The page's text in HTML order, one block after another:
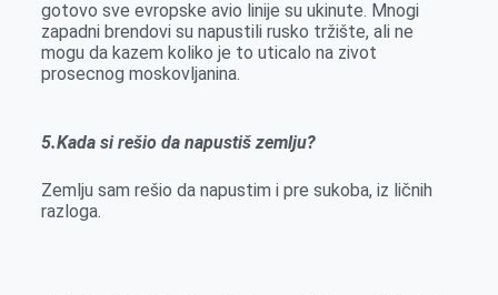
gotovo sve evropske avio linije su ukinute. Mnogi
zapadni brendovi su napustili rusko tržište, ali ne
mogu da kazem koliko je to uticalo na zivot
prosecnog moskovljanina.
5.Kada si rešio da napustiš zemlju?
Zemlju sam rešio da napustim i pre sukoba, iz ličnih
razloga.